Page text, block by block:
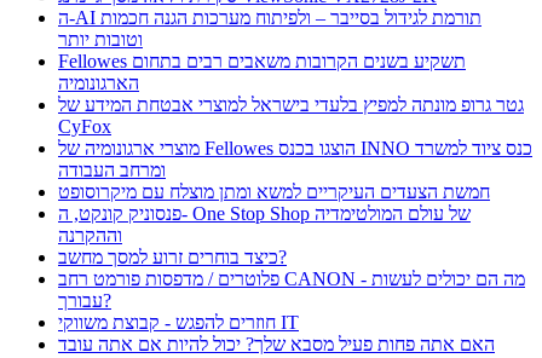
ה-AI תורמת לגידול בסייבר – ולפיתוח מערכות הגנה חכמות
וטובות יותר
Fellowes תשקיע בשנים הקרובות משאבים רבים בתחום
הארגונומיה
גטר גרופ מונתה למפיץ בלעדי בישראל למוצרי אבטחת המידע של
CyFox
מוצרי ארגונומיה של Fellowes הוצגו בכנס INNO כנס ציוד למשרד
ומרחב העבודה
חמשת הצעדים העיקריים למשא ומתן מוצלח עם מיקרוסופט
פנסוניק קונקט, ה- One Stop Shop של עולם המולטימדיה
וההקרנה
כיצד בוחרים זרוע למסך מחשב?
פלוטרים / מדפסות פורמט רחב CANON - מה הם יכולים לעשות
עבורך?
חוזרים להפגש - קבוצת משווקי IT
האם אתה פחות פעיל מסבא שלך? יכול להיות אם אתה עובד